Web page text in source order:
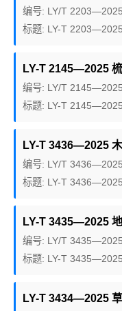
编号: LY/T 2203—2025
标题: LY-T
LY-T 2145—2025
编号: LY/T 2145—2025
标题: LY-T
LY-T 3436—2025
编号: LY/T 3436—2025
标题: LY-T
LY-T 3435—2025
编号: LY/T 3435—2025
标题: LY-T
LY-T 3434—2025